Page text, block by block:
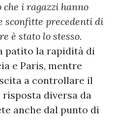
che i ragazzi hanno
sconfitte precedenti di
è stato lo stesso.
patito la rapidità di
e Paris, mentre
a controllare il
diversa da
anche dal punto di